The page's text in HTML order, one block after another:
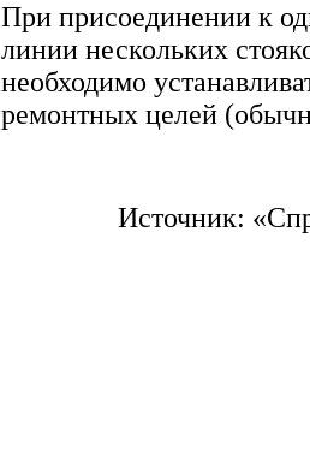
При присоединении к
линии нескольких
необходимо
ремонтных целей
Источник: